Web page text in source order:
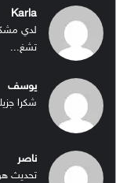
Karla
لدي
تشغ...
يوسف
شكرا
ناصر
تحديث